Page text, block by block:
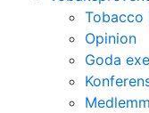
Tobacco
Opinion
Goda